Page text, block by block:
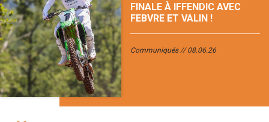
FINALE À IFFENDIC AVEC
FEBVRE ET VALIN !
Communiqués 08.06.26